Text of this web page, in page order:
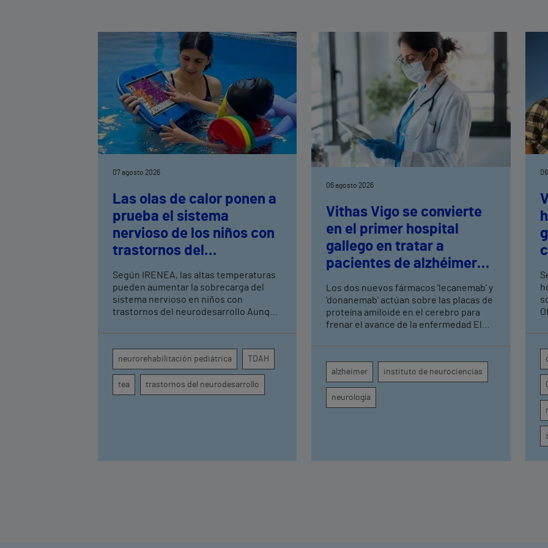
07 agosto 2026
Las olas de calor ponen a
prueba el sistema
nervioso de los niños con
trastornos del
neurodesarrollo, según
expertos en
neurorrehabilitación
pediátrica de Vithas
Según IRENEA, las altas temperaturas
pueden aumentar la sobrecarga del
sistema nervioso en niños con
trastornos del neurodesarrollo Aunque
permite comprender por qué el calor
puede influir en la atención, la
regulación emocional y la conducta
neurorehabilitación pediátrica TDAH
tea trastornos del neurodesarrollo
06 agosto 2026
Vithas Vigo se convierte
en el primer hospital
gallego en tratar a
pacientes de alzhéimer
en fase leve con terapias
antiamiloide
Los dos nuevos fármacos 'lecanemab' y
'donanemab' actúan sobre las placas de
proteína amiloide en el cerebro para
frenar el avance de la enfermedad El
para el exhaustivo seguimiento clínico
de cada paciente
alzheimer instituto de neurociencias
neurología